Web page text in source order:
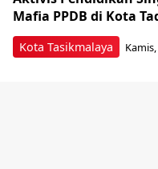
Kota Tasikmalaya
Mafia PPDB di Kota